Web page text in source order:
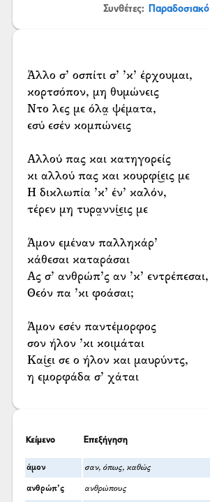
Συνθέτες: Παραδοσιακό
Άλλο σ’ οσπίτι σ’ ’κ’ έρχουμαι,
κορτσόπον, μη θυμώνεις
Ντο λες με όλα̤ ψέματα,
εσύ εσέν κομπώνεις
Αλλού πας και κατηγορείς
κι αλλού πας και κουρφί͜εις με
Η δικλωπία ’κ’ έν’ καλόν,
τέρεν μη τυρα̤ννί͜εις με
Άμον εμέναν παλληκάρ’
κάθεσαι καταράσαι
Ας σ’ ανθρώπ’ς αν ’κ’ εντρέπεσαι,
Θεόν πα ’κι φοάσαι;
Άμον εσέν παντέμορφος
σον ήλον ’κι κοιμάται
Καί͜ει σε ο ήλον και μαυρύντς,
η εμορφάδα σ’ χάται
Κείμενο Επεξήγηση
άμον σαν, όπως, καθώς
ανθρώπ’ς ανθρώπους